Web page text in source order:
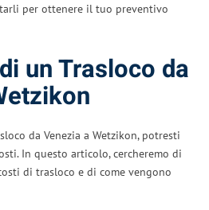
per ottenere il tuo preventivo
un Trasloco da
da Venezia a Wetzikon, potresti
In questo articolo, cercheremo di
di trasloco e di come vengono